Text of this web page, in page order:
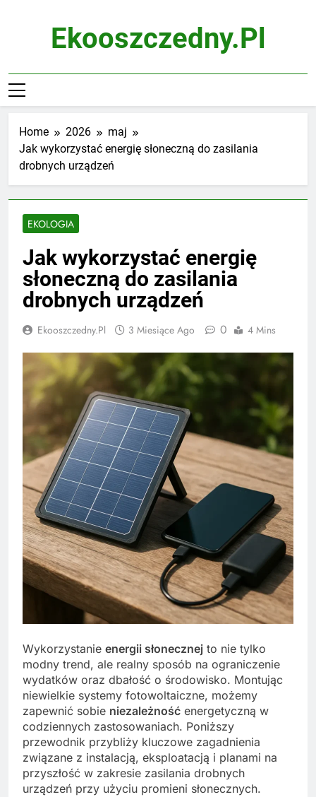
Ekooszczedny.pl
Home 2026
maj
Jak wykorzystać energię słoneczną do zasilania
drobnych urządzeń
EKOLOGIA
Jak wykorzystać energię
słoneczną do zasilania
drobnych urządzeń
Ekooszczedny.pl 3 Miesiące Ago 0 4 Mins
Wykorzystanie energii słonecznej to nie tylko
modny trend, ale realny sposób na ograniczenie
wydatków oraz dbałość o środowisko. Montując
niewielkie systemy fotowoltaiczne, możemy
zapewnić sobie niezależność energetyczną w
codziennych zastosowaniach. Poniższy
przewodnik przybliży kluczowe zagadnienia
związane z instalacją, eksploatacją i planami na
przyszłość w zakresie zasilania drobnych
urządzeń przy użyciu promieni słonecznych.